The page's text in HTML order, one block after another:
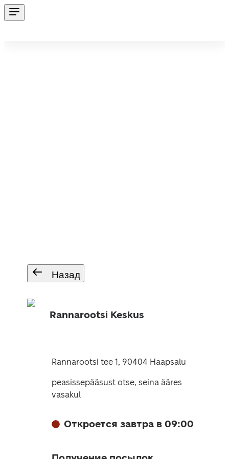
Назад
Rannarootsi Keskus
Rannarootsi tee 1, 90404 Haapsalu
peasissepääsust otse, seina ääres
vasakul
Откроется завтра в 09:00